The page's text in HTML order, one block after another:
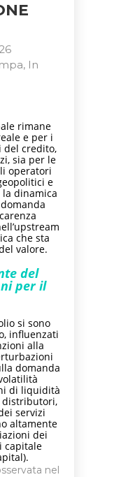
, In
rimane
e per i
del credito,
sia per le
operatori
e
dinamica
che sta
valore.
del
per il
si sono
influenzati
alla
domanda
di liquidità
servizi
altamente
dei
capitale
nel